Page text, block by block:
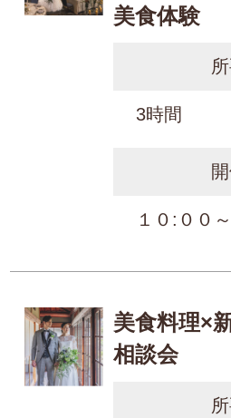
美食体験
3時間
１０:００
美食料理×
相談会